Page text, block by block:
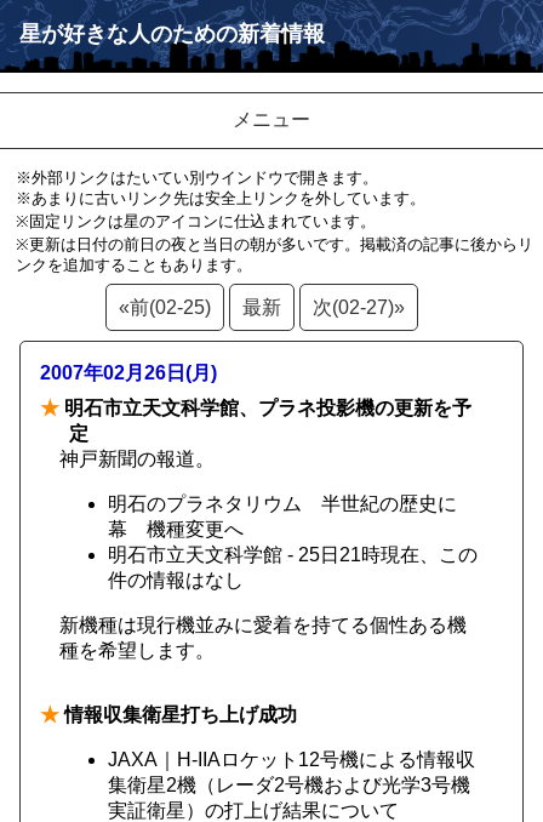
星が好きな人のための新着情報
メニュー
※外部リンクはたいてい別ウインドウで開きます。
※あまりに古いリンク先は安全上リンクを外しています。
※固定リンクは星のアイコンに仕込まれています。
※更新は日付の前日の夜と当日の朝が多いです。掲載済の記事に後からリ
ンクを追加することもあります。
«前(02-25) 最新 次(02-27)»
2007年02月26日(月)
★ 明石市立天文科学館、プラネ投影機の更新を予
定
神戸新聞の報道。
明石のプラネタリウム 半世紀の歴史に
幕 機種変更へ
明石市立天文科学館 - 25日21時現在、この
件の情報はなし
新機種は現行機並みに愛着を持てる個性ある機
種を希望します。
★情報収集衛星打ち上げ成功
JAXA｜H-IIAロケット12号機による情報収
集衛星2機（レーダ2号機および光学3号機
実証衛星）の打上げ結果について